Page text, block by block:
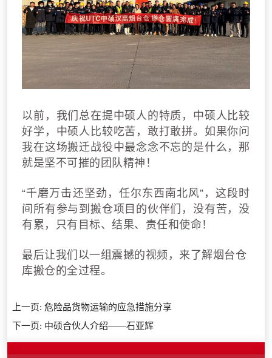
以前，我们总在提中硕人的特质，中硕人比较
好学，中硕人比较吃苦，敢打敢拼。如果你问
我在这场搬迁战役中最念念不忘的是什么，那
就是坚不可摧的团队精神！
“千磨万击还坚劲，任尔东西南北风”， 这段时
间所有参与到搬仓项目的伙伴们，没有苦，没
有累，
只有目标、结果、责任和使命！
最后让我们以一组震撼的视频， 来了解烟台仓
库搬仓的全过程。
上一页:危险品货物运输的应急措施分享
下一页: 中硕合伙人介绍——石亚辉